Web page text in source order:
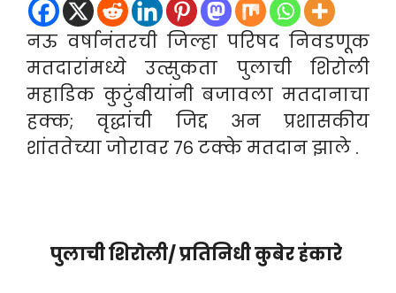
नऊ वर्षानंतरची जिल्हा परिषद निवडणूक
मतदारांमध्ये उत्सुकता पुलाची शिरोली
महाडिक कुटुंबीयांनी बजावला मतदानाचा
हक्क; वृद्धांची जिद्द अन प्रशासकीय
शांततेच्या जोरावर ७६ टक्के मतदान झाले .
पुलाची शिरोली/ प्रतिनिधी कुबेर हंकारे